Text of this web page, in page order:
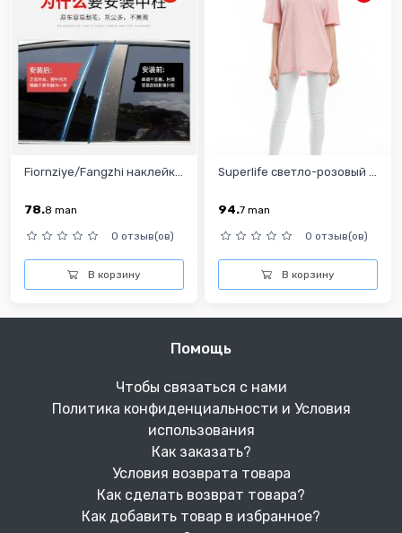
Fiornziye/Fangzhi наклейк...
78.8 man
0 отзыв(ов)
В корзину
Superlife светло-розовый ...
94.7 man
0 отзыв(ов)
В корзину
Помощь
Чтобы связаться с нами
Политика конфиденциальности и Условия
использования
Как заказать?
Условия возврата товара
Как сделать возврат товара?
Как добавить товар в избранное?